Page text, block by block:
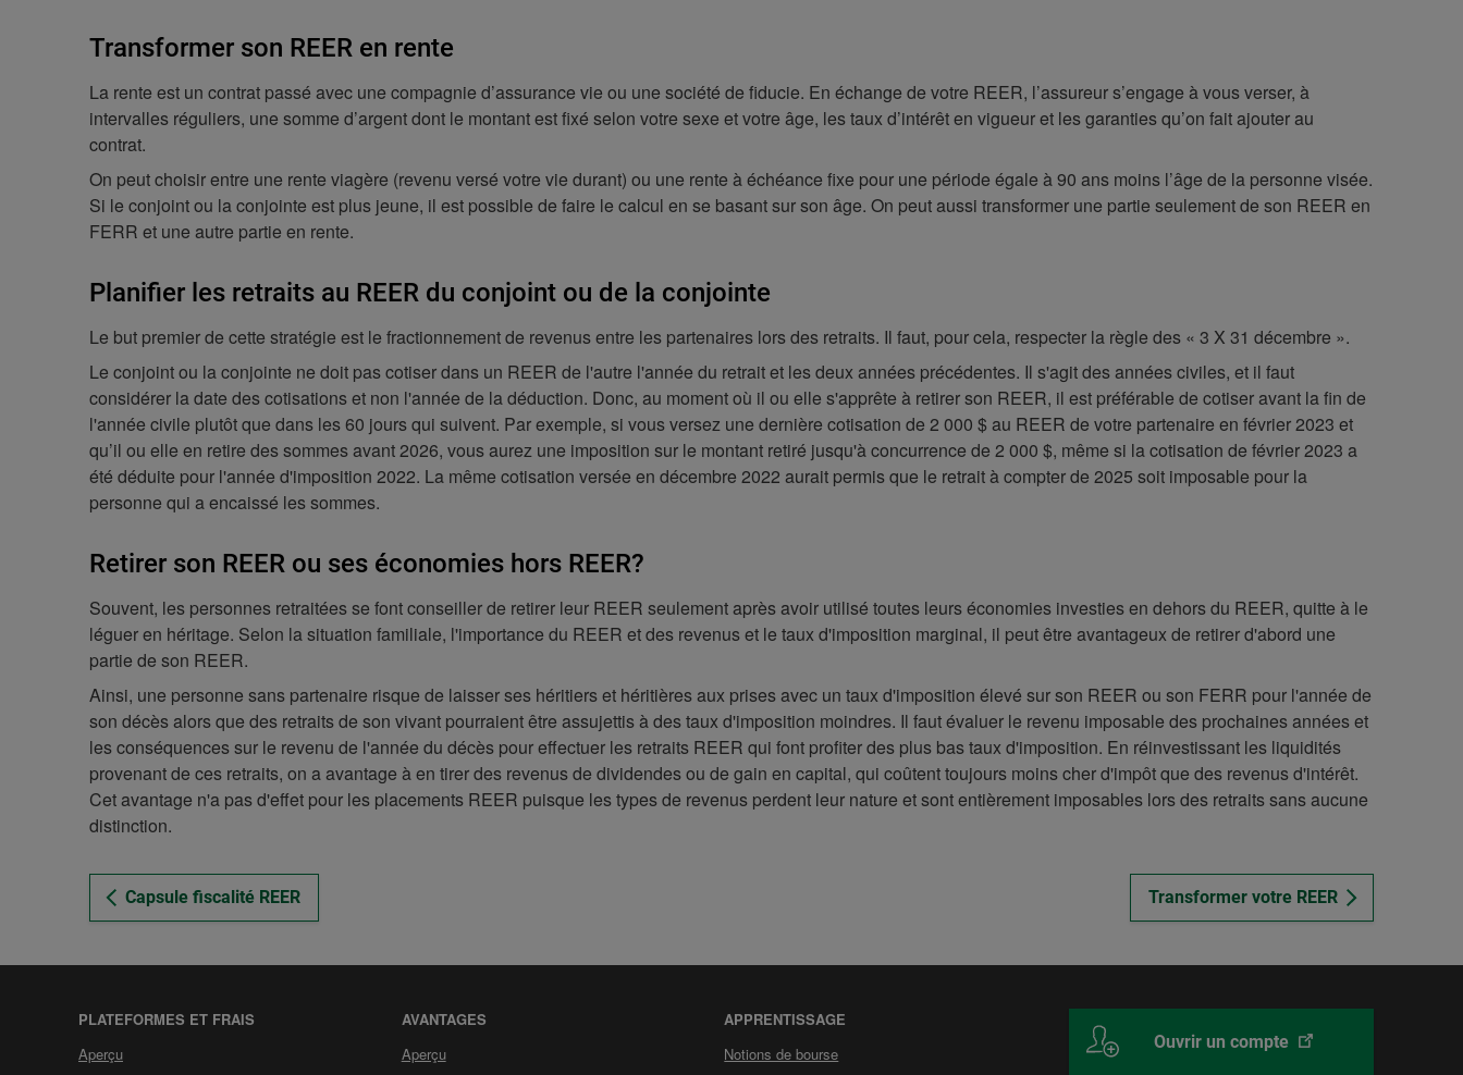
Transformer son REER en rente
La rente est un contrat passé avec une compagnie d’assurance vie ou une société de fiducie. En échange de votre REER, l’assureur s’engage à vous verser, à
intervalles réguliers, une somme d’argent dont le montant est fixé selon votre sexe et votre âge, les taux d’intérêt en vigueur et les garanties qu’on fait ajouter au
contrat.
On peut choisir entre une rente viagère (revenu versé votre vie durant) ou une rente à échéance fixe pour une période égale à 90 ans moins l’âge de la personne visée.
Si le conjoint ou la conjointe est plus jeune, il est possible de faire le calcul en se basant sur son âge. On peut aussi transformer une partie seulement de son REER en
FERR et une autre partie en rente.
Planifier les retraits au REER du conjoint ou de la conjointe
Le but premier de cette stratégie est le fractionnement de revenus entre les partenaires lors des retraits. Il faut, pour cela, respecter la règle des « 3 X 31 décembre ».
Le conjoint ou la conjointe ne doit pas cotiser dans un REER de l'autre l'année du retrait et les deux années précédentes. Il s'agit des années civiles, et il faut
considérer la date des cotisations et non l'année de la déduction. Donc, au moment où il ou elle s'apprête à retirer son REER, il est préférable de cotiser avant la fin de
l'année civile plutôt que dans les 60 jours qui suivent. Par exemple, si vous versez une dernière cotisation de 2 000 $ au REER de votre partenaire en février 2023 et
qu’il ou elle en retire des sommes avant 2026, vous aurez une imposition sur le montant retiré jusqu'à concurrence de 2 000 $, même si la cotisation de février 2023 a
été déduite pour l'année d'imposition 2022. La même cotisation versée en décembre 2022 aurait permis que le retrait à compter de 2025 soit imposable pour la
personne qui a encaissé les sommes.
Retirer son REER ou ses économies hors REER?
Souvent, les personnes retraitées se font conseiller de retirer leur REER seulement après avoir utilisé toutes leurs économies investies en dehors du REER, quitte à le
léguer en héritage. Selon la situation familiale, l'importance du REER et des revenus et le taux d'imposition marginal, il peut être avantageux de retirer d'abord une
partie de son REER.
Ainsi, une personne sans partenaire risque de laisser ses héritiers et héritières aux prises avec un taux d'imposition élevé sur son REER ou son FERR pour l'année de
son décès alors que des retraits de son vivant pourraient être assujettis à des taux d'imposition moindres. Il faut évaluer le revenu imposable des prochaines années et
les conséquences sur le revenu de l'année du décès pour effectuer les retraits REER qui font profiter des plus bas taux d'imposition. En réinvestissant les liquidités
provenant de ces retraits, on a avantage à en tirer des revenus de dividendes ou de gain en capital, qui coûtent toujours moins cher d'impôt que des revenus d'intérêt.
Cet avantage n'a pas d'effet pour les placements REER puisque les types de revenus perdent leur nature et sont entièrement imposables lors des retraits sans aucune
distinction.
Capsule fiscalité REER Transformer votre REER
PLATEFORMES ET FRAIS
Aperçude
AVANTAGES
Aperçude
APPRENTISSAGE
Notions de bourse
Ce
Ouvrir un compteDesjardins